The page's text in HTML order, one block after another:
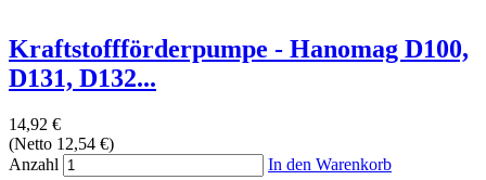
Kraftstoffförderpumpe - Hanomag D100,
D131, D132...
14,92 €
(Netto 12,54 €)
Anzahl
In den Warenkorb